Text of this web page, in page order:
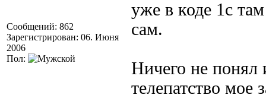
Сообщений: 862
Зарегистрирован: 06. Июня
2006
Пол:
уже в коде 1с
сам.
Ничего не понял
телепатство мое